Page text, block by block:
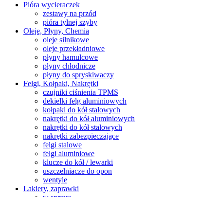
Pióra wycieraczek
zestawy na przód
pióra tylnej szyby
Oleje, Płyny, Chemia
oleje silnikowe
oleje przekładniowe
płyny hamulcowe
płyny chłodnicze
płyny do spryskiwaczy
Felgi, Kołpaki, Nakrętki
czujniki ciśnienia TPMS
dekielki felg aluminiowych
kołpaki do kół stalowych
nakrętki do kół aluminiowych
nakrętki do kół stalowych
nakrętki zabezpieczające
felgi stalowe
felgi aluminiowe
klucze do kół / lewarki
uszczelniacze do opon
wentyle
Lakiery, zaprawki